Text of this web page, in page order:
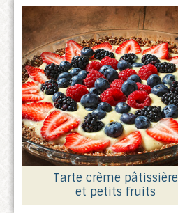
Tarte crème pâtissière
et petits fruits